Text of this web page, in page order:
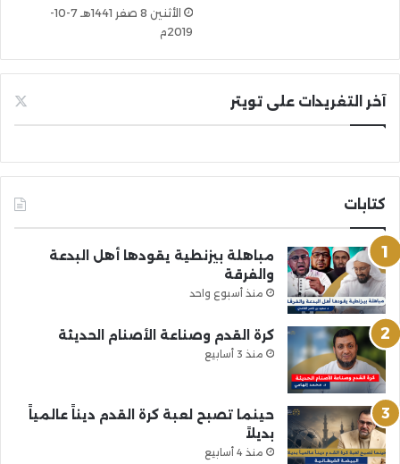
الأثنين 8 صفر 1441هـ 7-10-
2019م
آخر التغريدات على تويتر
كتابات
مباهلة بيزنطية يقودها أهل البدعة
والفرقة
منذ أسبوع واحد
كرة القدم وصناعة الأصنام الحديثة
منذ 3 أسابيع
حينما تصبح لعبة كرة القدم ديناً عالمياً
بديلاً
منذ 4 أسابيع